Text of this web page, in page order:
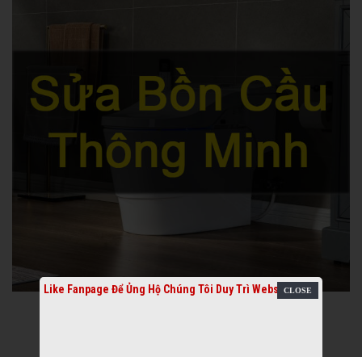
Like Fanpage Để Ủng Hộ Chúng Tôi Duy Trì Website